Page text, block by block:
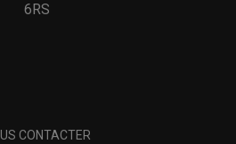
6RS
CONTACTER